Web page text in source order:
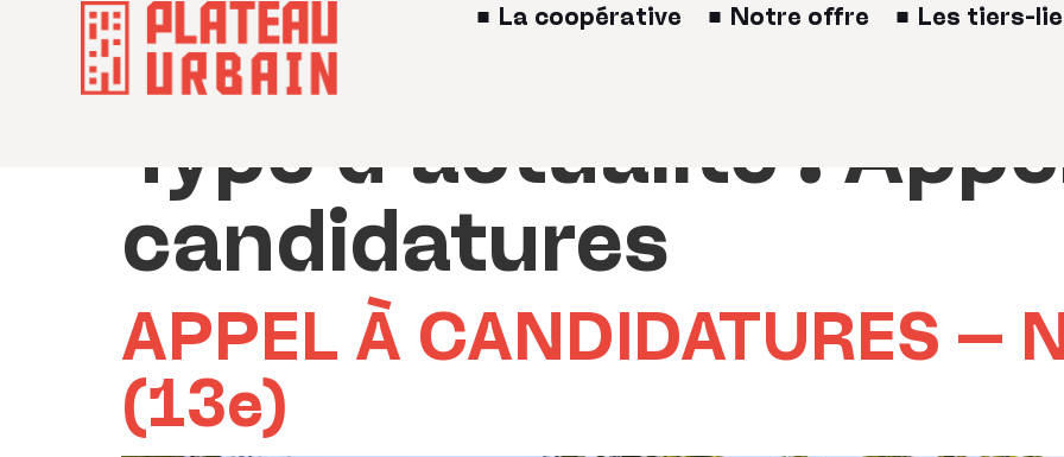
La coopérative Notre offre Les tiers-
Type d'actualité :
candidatures
APPEL À CANDIDATURES –
(13e)